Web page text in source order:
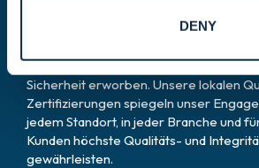
DENY
Vertrauen basiert auf mehr als nur
Vorschriften und kontinuierliches
Sicherheit erworben. Unsere lokalen
Zertifizierungen spiegeln unser
jedem Standort, in jeder Branche und
Kunden höchste Qualitäts- und
gewährleisten.